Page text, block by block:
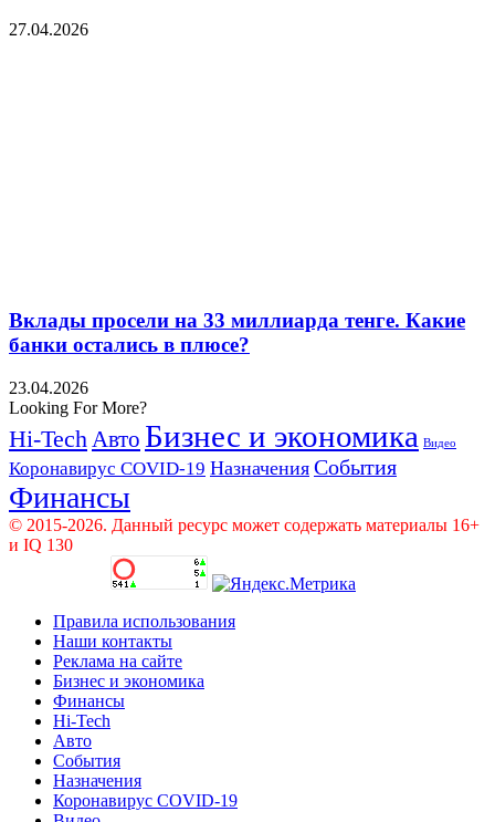
27.04.2026
Вклады просели на 33 миллиарда тенге. Какие
банки остались в плюсе?
23.04.2026
Looking For More?
Hi-Tech Авто Бизнес и экономика Видео
Коронавирус COVID-19 Назначения События
Финансы
© 2015-2026. Данный ресурс может содержать материалы 16+
и IQ 130
Правила использования
Наши контакты
Реклама на сайте
Бизнес и экономика
Финансы
Hi-Tech
Авто
События
Назначения
Коронавирус COVID-19